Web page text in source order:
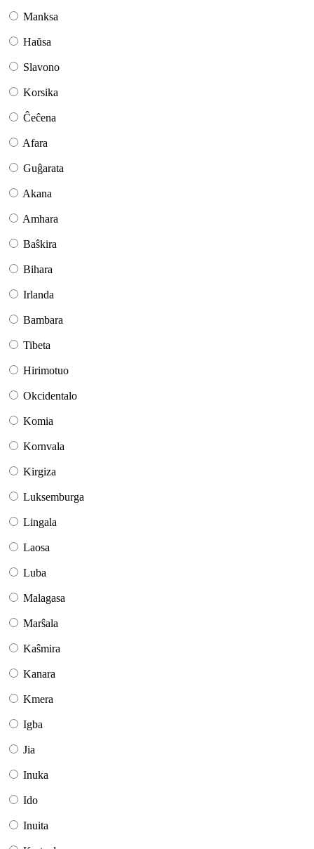
Manksa
Haŭsa
Slavono
Korsika
Ĉeĉena
Afara
Guĝarata
Akana
Amhara
Baŝkira
Bihara
Irlanda
Bambara
Tibeta
Hirimotuo
Okcidentalo
Komia
Kornvala
Kirgiza
Luksemburga
Lingala
Laosa
Luba
Malagasa
Marŝala
Kaŝmira
Kanara
Kmera
Igba
Jia
Inuka
Ido
Inuita